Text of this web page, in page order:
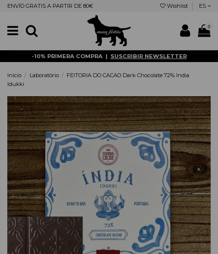
ENVÍO GRATIS A PARTIR DE 80€ Wishlist ES
0
-10% PRIMERA COMPRA | SUSCRIBIR NEWSLETTER
Inicio Laboratório
FEITORIA DO CACAO Dark Chocolate 72% India
Idukki